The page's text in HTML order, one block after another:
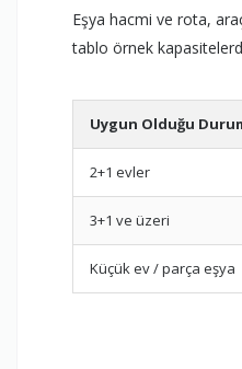
Eşya hacmi ve rota,
tablo örnek
Uygun Olduğu
2+1 evler
3+1 ve üzeri
Küçük ev / parça eşya